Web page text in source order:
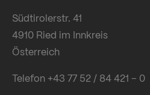
Südtirolerstr. 41
4910 Ried im Innkreis
Österreich
Telefon +43 77 52 / 84 421 – 0